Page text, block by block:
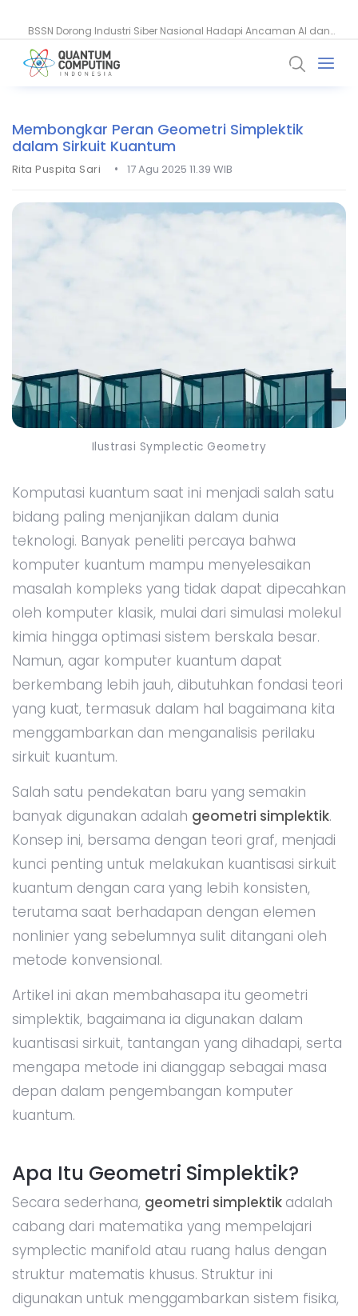
EY Bangun Komputer Kuantum On-Site untuk Percepat Inovasi AI
Membongkar Peran Geometri Simplektik
dalam Sirkuit Kuantum
Rita Puspita Sari • 17 Agu 2025 11.39 WIB
Ilustrasi Symplectic Geometry
Komputasi kuantum saat ini menjadi salah satu
bidang paling menjanjikan dalam dunia
teknologi. Banyak peneliti percaya bahwa
komputer kuantum mampu menyelesaikan
masalah kompleks yang tidak dapat dipecahkan
oleh komputer klasik, mulai dari simulasi molekul
kimia hingga optimasi sistem berskala besar.
Namun, agar komputer kuantum dapat
berkembang lebih jauh, dibutuhkan fondasi teori
yang kuat, termasuk dalam hal bagaimana kita
menggambarkan dan menganalisis perilaku
sirkuit kuantum.
Salah satu pendekatan baru yang semakin
banyak digunakan adalah geometri simplektik.
Konsep ini, bersama dengan teori graf, menjadi
kunci penting untuk melakukan kuantisasi sirkuit
kuantum dengan cara yang lebih konsisten,
terutama saat berhadapan dengan elemen
nonlinier yang sebelumnya sulit ditangani oleh
metode konvensional.
Artikel ini akan membahasapa itu geometri
simplektik, bagaimana ia digunakan dalam
kuantisasi sirkuit, tantangan yang dihadapi, serta
mengapa metode ini dianggap sebagai masa
depan dalam pengembangan komputer
kuantum.
Apa Itu Geometri Simplektik?
Secara sederhana, geometri simplektik adalah
cabang dari matematika yang mempelajari
symplectic manifold atau ruang halus dengan
struktur matematis khusus. Struktur ini
digunakan untuk menggambarkan sistem fisika,